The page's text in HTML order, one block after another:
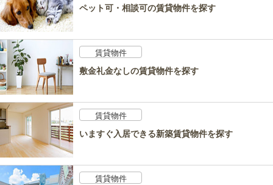
ペット可・相談可の賃貸物件を探す
賃貸物件
敷金礼金なしの賃貸物件を探す
賃貸物件
いますぐ入居できる新築賃貸物件を探す
賃貸物件